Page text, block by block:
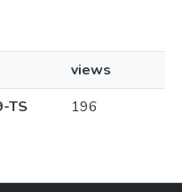
views
TS
196